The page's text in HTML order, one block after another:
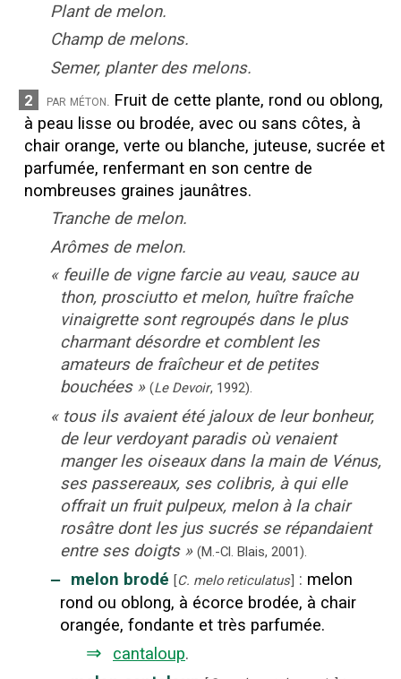
Plant de melon.
Champ de melons.
Semer, planter des melons.
2 par méton. Fruit de cette plante, rond ou oblong,
à peau lisse ou brodée, avec ou sans côtes, à
chair orange, verte ou blanche, juteuse, sucrée et
parfumée, renfermant en son centre de
nombreuses graines jaunâtres.
Tranche de melon.
Arômes de melon.
« feuille de vigne farcie au veau, sauce au
thon, prosciutto et melon, huître fraîche
vinaigrette sont regroupés dans le plus
charmant désordre et comblent les
amateurs de fraîcheur et de petites
bouchées » (Le Devoir, 1992).
« tous ils avaient été jaloux de leur bonheur,
de leur verdoyant paradis où venaient
manger les oiseaux dans la main de Vénus,
ses passereaux, ses colibris, à qui elle
offrait un fruit pulpeux, melon à la chair
rosâtre dont les jus sucrés se répandaient
entre ses doigts » (M.-Cl. Blais, 2001).
‒ melon brodé [C. melo reticulatus] : melon
rond ou oblong, à écorce brodée, à chair
orangée, fondante et très parfumée.
⇒ cantaloup.